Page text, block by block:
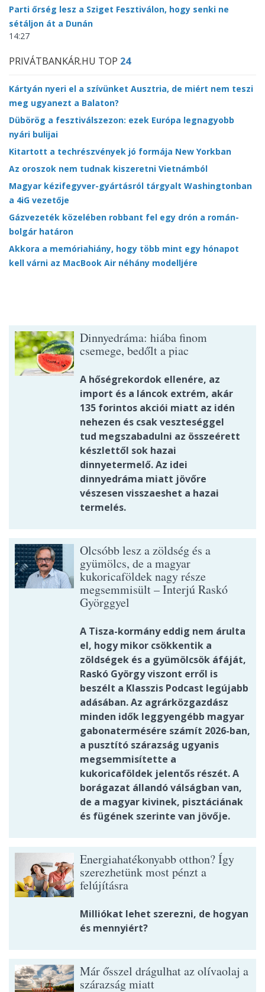
Parti őrség lesz a Sziget Fesztiválon, hogy senki ne
sétáljon át a Dunán
14:27
PRIVÁTBANKÁR.HU TOP 24
Kártyán nyeri el a szívünket Ausztria, de miért nem teszi
meg ugyanezt a Balaton?
Dübörög a fesztiválszezon: ezek Európa legnagyobb
nyári bulijai
Kitartott a techrészvények jó formája New Yorkban
Az oroszok nem tudnak kiszeretni Vietnámból
Magyar kézifegyver-gyártásról tárgyalt Washingtonban
a 4iG vezetője
Gázvezeték közelében robbant fel egy drón a román-
bolgár határon
Akkora a memóriahiány, hogy több mint egy hónapot
kell várni az MacBook Air néhány modelljére
Dinnyedráma: hiába finom
csemege, bedőlt a piac
A hőségrekordok ellenére, az
import és a láncok extrém, akár
135 forintos akciói miatt az idén
nehezen és csak veszteséggel
tud megszabadulni az összeérett
készlettől sok hazai
dinnyetermelő. Az idei
dinnyedráma miatt jövőre
vészesen visszaeshet a hazai
termelés.
Olcsóbb lesz a zöldség és a
gyümölcs, de a magyar
kukoricaföldek nagy része
megsemmisült – Interjú Raskó
Györggyel
A Tisza-kormány eddig nem árulta
el, hogy mikor csökkentik a
zöldségek és a gyümölcsök áfáját,
Raskó György viszont erről is
beszélt a Klasszis Podcast legújabb
adásában. Az agrárközgazdász
minden idők leggyengébb magyar
gabonatermésére számít 2026-ban,
a pusztító szárazság ugyanis
megsemmisítette a
kukoricaföldek jelentős részét. A
borágazat állandó válságban van,
de a magyar kivinek, pisztáciának
és fügének szerinte van jövője.
Energiahatékonyabb otthon? Így
szerezhetünk most pénzt a
felújításra
Milliókat lehet szerezni, de hogyan
és mennyiért?
Már ősszel drágulhat az olívaolaj a
szárazság miatt